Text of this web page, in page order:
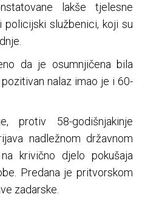
lakše tjelesne
policijski službenici, koji su
da je osumnjičena bila
nalaz imao je i 60-
protiv 58-godišnjakinje
nadležnom državnom
krivično djelo pokušaja
Predana je pritvorskom
zadarske.